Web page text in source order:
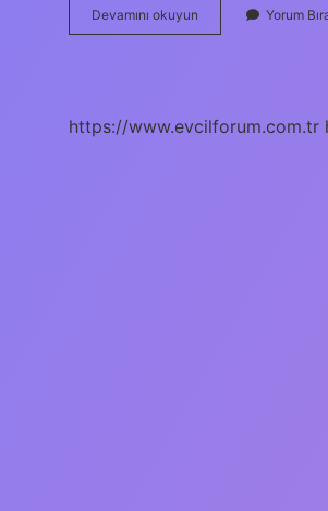
Devamını okuyun
Rüzgarı
Yorum
https://www.evcilforum.com.tr